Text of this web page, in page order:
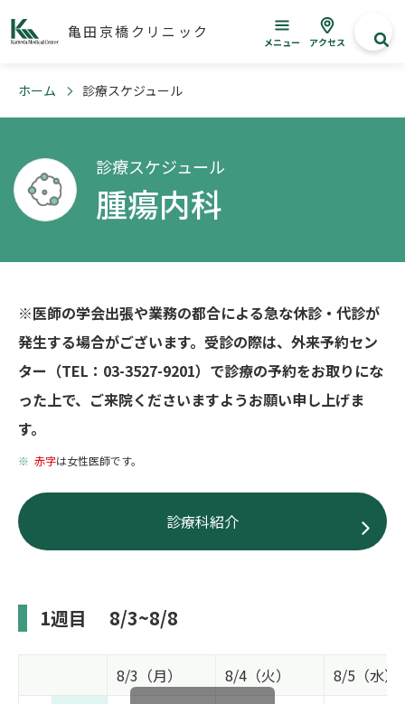
亀田京橋クリニック
メニュー アクセス
ホーム 診療スケジュール
診療スケジュール
腫瘍内科
※医師の学会出張や業務の都合による急な休診・代診が
発生する場合がございます。受診の際は、外来予約セン
ター（TEL：03-3527-9201）で診療の予約をお取りにな
った上で、ご来院くださいますようお願い申し上げま
す。
赤字は女性医師です。
診療科紹介
1週目 8/3~8/8
8/3（月） 8/4（火）
8/5（水）